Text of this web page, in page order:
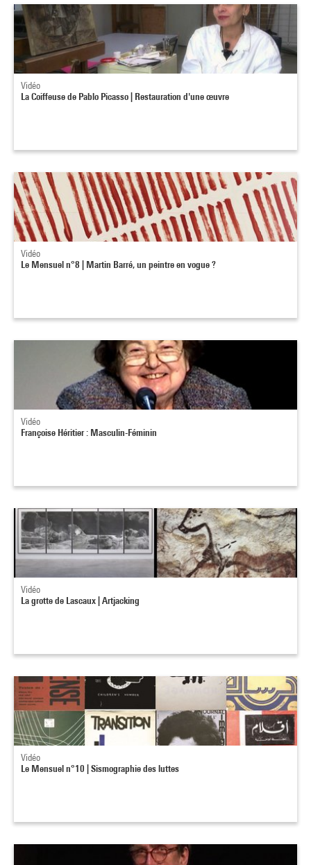
Vidéo
La Coiffeuse de Pablo Picasso | Restauration d'une œuvre
Vidéo
Le Mensuel n°8 | Martin Barré, un peintre en vogue ?
Vidéo
Françoise Héritier : Masculin-Féminin
Vidéo
La grotte de Lascaux | Artjacking
Vidéo
Le Mensuel n°10 | Sismographie des luttes